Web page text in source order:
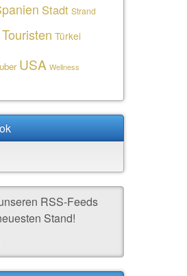
Stadt Strand
Touristen Türkei
USA Wellness
RSS-Feeds
Stand!